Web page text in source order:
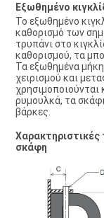
Εξωθημένο
Το εξωθημένο
καθορισμό των
τρυπάνι στο
καθορισμού, τα
Τα εξωθημένα
χειρισμού και
ρυμουλκά, τα
βάρκες.
σκάφη